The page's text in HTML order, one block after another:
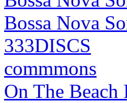
Bossa Nova
333DISCS
commmons
On The Beach